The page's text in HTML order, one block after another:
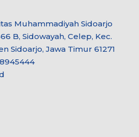
Muhammadiyah Sidoarjo
B, Sidowayah, Celep, Kec.
Sidoarjo, Jawa Timur 61271